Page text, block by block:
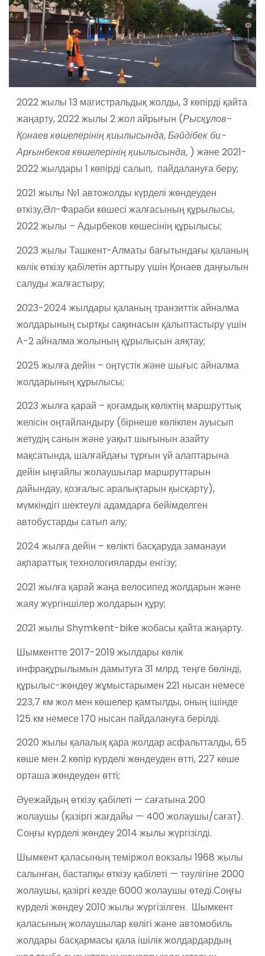
2022 жылы 13 магистральдық жолды, 3 көпірді қайта
жаңарту, 2022 жылы 2 жол айрығын (Рысқұлов-
Қонаев көшелерінің қиылысында, Бәйдібек би-
Арғынбеков көшелерінің қиылысында, ) және 2021-
2022 жылдары 1 көпірді салып, пайдалануға беру;
2021 жылы №1 автожолды күрделі жөндеуден
өткізу,Әл-Фараби көшесі жалғасының құрылысы,
2022 жылы – Адырбеков көшесінің құрылысы;
2023 жылы Ташкент-Алматы бағытындағы қаланың
көлік өткізу қабілетін арттыру үшін Қонаев даңғылын
салуды жалғастыру;
2023-2024 жылдары қаланың транзиттік айналма
жолдарының сыртқы сақинасын қалыптастыру үшін
А-2 айналма жолының құрылысын аяқтау;
2025 жылға дейін – оңтүстік және шығыс айналма
жолдарының құрылысы;
2023 жылға қарай – қоғамдық көліктің маршруттық
желісін оңтайландыру (бірнеше көлікпен ауысып
жетудің санын және уақыт шығынын азайту
мақсатында, шалғайдағы тұрғын үй алаптарына
дейін ыңғайлы жолаушылар маршруттарын
дайындау, қозғалыс аралықтарын қысқарту),
мүмкіндігі шектеулі адамдарға бейімделген
автобустарды сатып алу;
2024 жылға дейін – көлікті басқаруда заманауи
ақпараттық технологияларды енгізу;
2021 жылға қарай жаңа велосипед жолдарын және
жаяу жүргіншілер жолдарын құру;
2021 жылы Shymkent-bike жобасы қайта жаңарту.
Шымкентте 2017-2019 жылдары көлік
инфрақұрылымын дамытуға 31 млрд. теңге бөлінді,
құрылыс-жөндеу жұмыстарымен 221 нысан немесе
223,7 км жол мен көшелер қамтылды, оның ішінде
125 км немесе 170 нысан пайдалануға берілді.
2020 жылы қалалық қара жолдар асфальтталды, 65
көше мен 2 көпір күрделі жөндеуден өтті, 227 көше
орташа жөндеуден өтті;
Әуежайдың өткізу қабілеті — сағатына 200
жолаушы (қазіргі жағдайы — 400 жолаушы/сағат).
Соңғы күрделі жөндеу 2014 жылы жүргізілді.
Шымкент қаласының теміржол вокзалы 1968 жылы
салынған, бастапқы өткізу қабілеті — тәулігіне 2000
жолаушы, қазіргі кезде 6000 жолаушы өтеді.Соңғы
күрделі жөндеу 2010 жылы жүргізілген. Шымкент
қаласының жолаушылар көлігі және автомобиль
жолдары басқармасы қала ішілік жолдардардың